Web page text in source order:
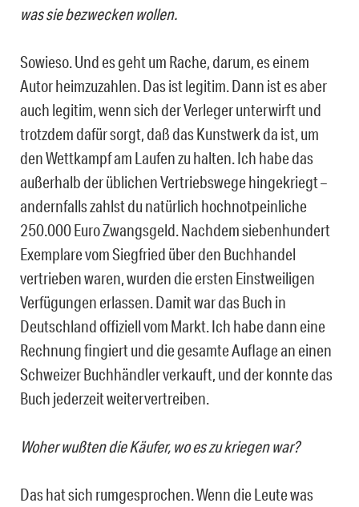
was sie bezwecken wollen.
Sowieso. Und es geht um Rache, darum, es einem
Autor heimzuzahlen. Das ist legitim. Dann ist es aber
auch legitim, wenn sich der Verleger unterwirft und
trotzdem dafür sorgt, daß das Kunstwerk da ist, um
den Wettkampf am Laufen zu halten. Ich habe das
außerhalb der üblichen Vertriebswege hingekriegt –
andernfalls zahlst du natürlich hochnotpeinliche
250.000 Euro Zwangsgeld. Nachdem siebenhundert
Exemplare vom Siegfried über den Buchhandel
vertrieben waren, wurden die ersten Einstweiligen
Verfügungen erlassen. Damit war das Buch in
Deutschland offiziell vom Markt. Ich habe dann eine
Rechnung fingiert und die gesamte Auflage an einen
Schweizer Buchhändler verkauft, und der konnte das
Buch jederzeit weitervertreiben.
Woher wußten die Käufer, wo es zu kriegen war?
Das hat sich rumgesprochen. Wenn die Leute was